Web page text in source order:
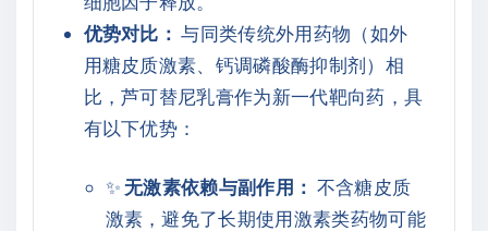
优势对比： 与同类传统外用药物（如外
用糖皮质激素、钙调磷酸酶抑制剂）相
比，芦可替尼乳膏作为新一代靶向药，具
有以下优势：
✨无激素依赖与副作用： 不含糖皮质
激素，避免了长期使用激素类药物可能